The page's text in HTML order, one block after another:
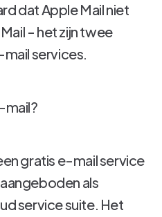
dat Apple Mail niet
- het zijn twee
services.
mail?
gratis e-mail service
als
service suite. Het